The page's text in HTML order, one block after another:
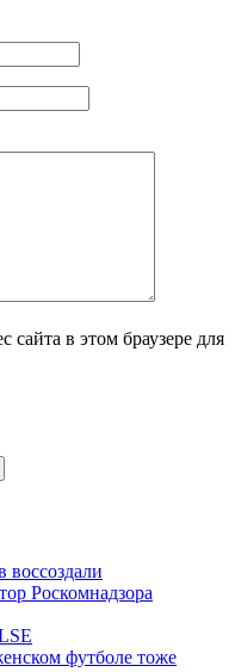
сайта в этом браузере для
Роскомнадзора
футболе тоже